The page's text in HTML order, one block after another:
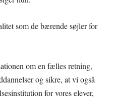
som de bærende søjler for
om en fælles retning,
og sikre, at vi også
for vores elever,